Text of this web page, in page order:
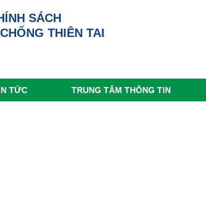
SÁCH
THIÊN TAI
TỨC TRUNG TÂM THÔNG TIN